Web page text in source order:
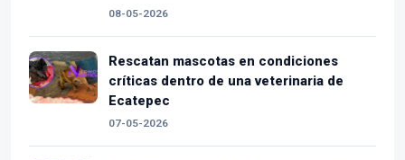
08-05-2026
Rescatan mascotas en condiciones
críticas dentro de una veterinaria de
Ecatepec
07-05-2026